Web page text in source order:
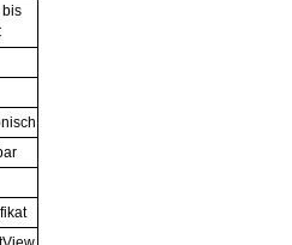
bis